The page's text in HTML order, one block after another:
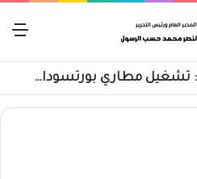
مدير الطيران المدني: تشغيل مطاري بورتسودان والخرطوم على مدار 24 ساعة قريباً